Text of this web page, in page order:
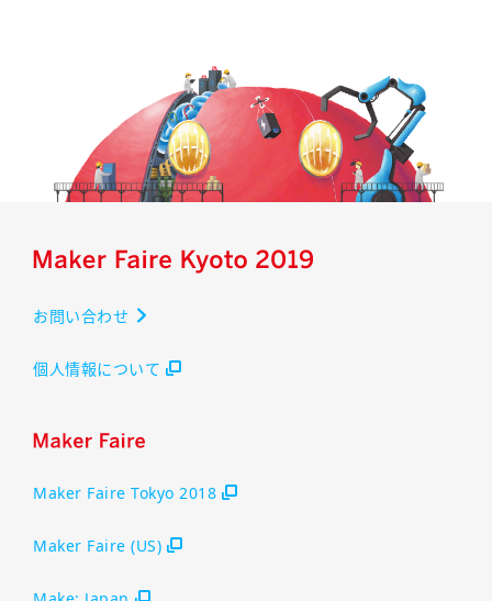
お問い合わせ
個人情報について
Maker Faire Tokyo 2018
Maker Faire (US)